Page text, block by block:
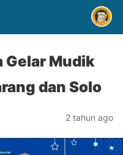
Gelar Mudik
dan Solo
2 tahun ago